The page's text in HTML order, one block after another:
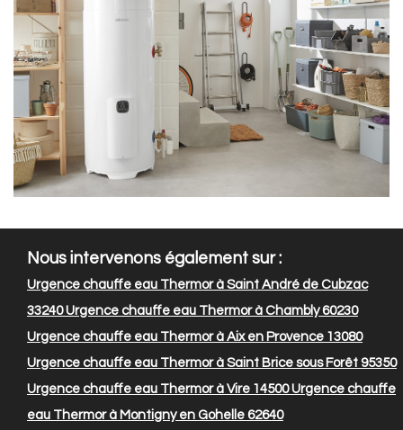
Nous intervenons également sur :
Urgence chauffe eau Thermor à Saint André de Cubzac
33240Urgence chauffe eau Thermor à Chambly 60230
Urgence chauffe eau Thermor à Aix en Provence 13080
Urgence chauffe eau Thermor à Saint Brice sous Forêt 95350
Urgence chauffe eau Thermor à Vire 14500Urgence chauffe
eau Thermor à Montigny en Gohelle 62640